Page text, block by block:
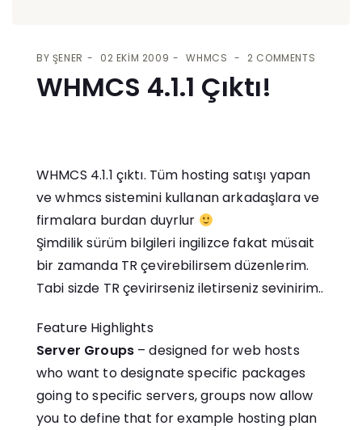
BY ŞENER 02 EKIM 2009 WHMCS 2 COMMENTS
WHMCS 4.1.1 Çıktı!
WHMCS 4.1.1 çıktı. Tüm hosting satışı yapan
ve whmcs sistemini kullanan arkadaşlara ve
firmalara burdan duyrlur
Şimdilik sürüm bilgileri ingilizce fakat müsait
bir zamanda TR çevirebilirsem düzenlerim.
Tabi sizde TR çevirirseniz iletirseniz sevinirim..
Feature Highlights
Server Groups– designed for web hosts
who want to designate specific packages
going to specific servers, groups now allow
you to define that for example hosting plan